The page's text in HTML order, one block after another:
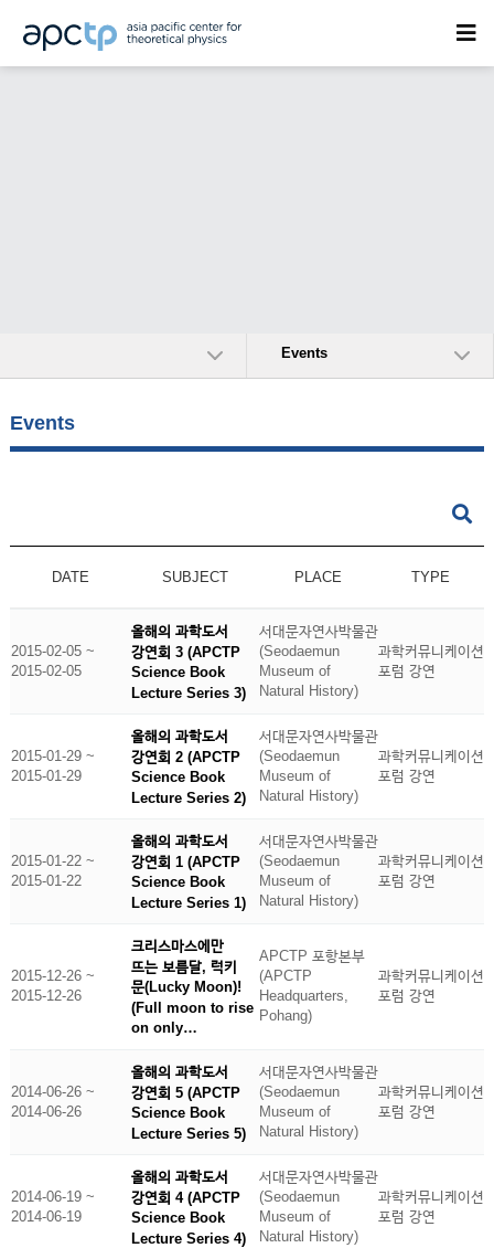
Events
Events
DATE SUBJECT PLACE TYPE
2015-02-05 ~
2015-02-05
올해의 과학도서
강연회 3 (APCTP
Science Book
Lecture Series 3)
서대문자연사박물관
(Seodaemun
Museum of
Natural History)
과학커뮤니케이션
포럼 강연
2015-01-29 ~
2015-01-29
올해의 과학도서
강연회 2 (APCTP
Science Book
Lecture Series 2)
서대문자연사박물관
(Seodaemun
Museum of
Natural History)
과학커뮤니케이션
포럼 강연
2015-01-22 ~
2015-01-22
올해의 과학도서
강연회 1 (APCTP
Science Book
Lecture Series 1)
서대문자연사박물관
(Seodaemun
Museum of
Natural History)
과학커뮤니케이션
포럼 강연
2015-12-26 ~
2015-12-26
크리스마스에만
뜨는 보름달, 럭키
문(Lucky Moon)!
(Full moon to rise
on only…
APCTP 포항본부
(APCTP
Headquarters,
Pohang)
과학커뮤니케이션
포럼 강연
2014-06-26 ~
2014-06-26
올해의 과학도서
강연회 5 (APCTP
Science Book
Lecture Series 5)
서대문자연사박물관
(Seodaemun
Museum of
Natural History)
과학커뮤니케이션
포럼 강연
2014-06-19 ~
2014-06-19
올해의 과학도서
강연회 4 (APCTP
Science Book
Lecture Series 4)
서대문자연사박물관
(Seodaemun
Museum of
Natural History)
과학커뮤니케이션
포럼 강연